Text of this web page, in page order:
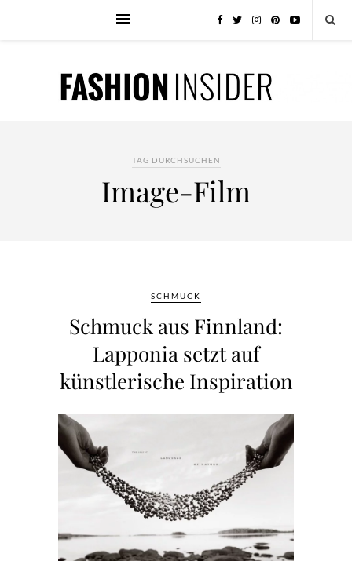
TAG DURCHSUCHEN
Image-Film
SCHMUCK
Schmuck aus Finnland:
Lapponia setzt auf
künstlerische Inspiration